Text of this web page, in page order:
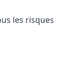
les risques